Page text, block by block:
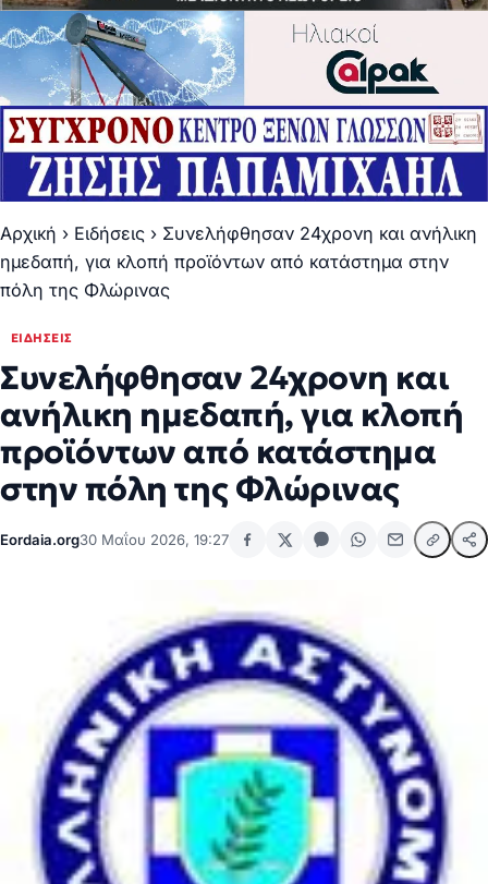
Αρχική › Ειδήσεις › Συνελήφθησαν 24χρονη και ανήλικη
ημεδαπή, για κλοπή προϊόντων από κατάστημα στην
πόλη της Φλώρινας
ΕΙΔΉΣΕΙΣ
Συνελήφθησαν 24χρονη και
ανήλικη ημεδαπή, για κλοπή
προϊόντων από κατάστημα
στην πόλη της Φλώρινας
Eordaia.org30 Μαΐου 2026, 19:27